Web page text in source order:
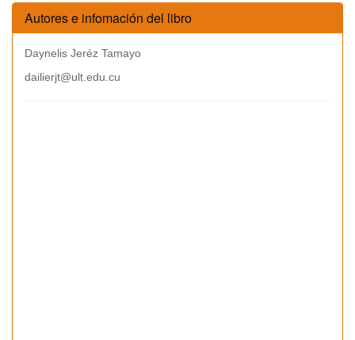
Autores e infomación del libro
Daynelis Jeréz Tamayo
dailierjt@ult.edu.cu